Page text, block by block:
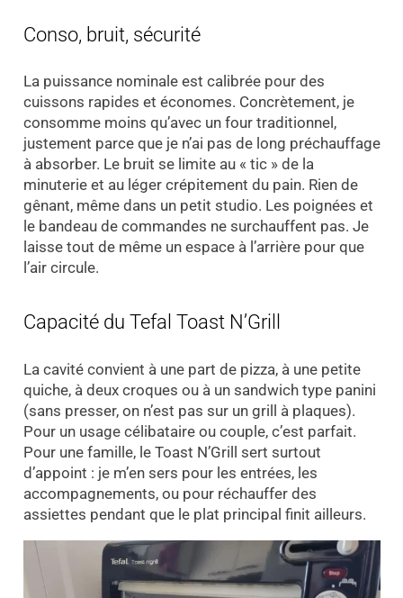
Conso, bruit, sécurité
La puissance nominale est calibrée pour des
cuissons rapides et économes. Concrètement, je
consomme moins qu’avec un four traditionnel,
justement parce que je n’ai pas de long préchauffage
à absorber. Le bruit se limite au « tic » de la
minuterie et au léger crépitement du pain. Rien de
gênant, même dans un petit studio. Les poignées et
le bandeau de commandes ne surchauffent pas. Je
laisse tout de même un espace à l’arrière pour que
l’air circule.
Capacité du Tefal Toast N’Grill
La cavité convient à une part de pizza, à une petite
quiche, à deux croques ou à un sandwich type panini
(sans presser, on n’est pas sur un grill à plaques).
Pour un usage célibataire ou couple, c’est parfait.
Pour une famille, le Toast N’Grill sert surtout
d’appoint : je m’en sers pour les entrées, les
accompagnements, ou pour réchauffer des
assiettes pendant que le plat principal finit ailleurs.